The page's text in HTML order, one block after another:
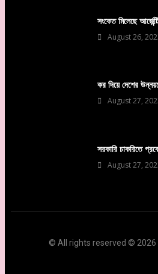
সংকেত মিলেছে
August 26,
কর দিয়ে দেশের
August 27,
সরকারি চাকরিতে
August 27,
© All rights reserved © 2026